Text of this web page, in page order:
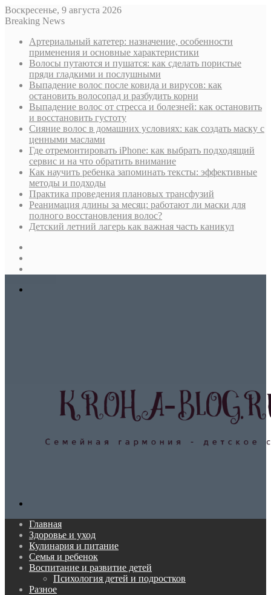
Воскресенье, 9 августа 2026
Breaking News
Артериальный катетер: назначение, особенности
применения и основные характеристики
Волосы путаются и пушатся: как сделать пористые
пряди гладкими и послушными
Выпадение волос после ковида и вирусов: как
остановить волосопад и разбудить корни
Выпадение волос от стресса и болезней: как остановить
и восстановить густоту
Сияние волос в домашних условиях: как создать маску с
ценными маслами
Где отремонтировать iPhone: как выбрать подходящий
сервис и на что обратить внимание
Как научить ребенка запоминать тексты: эффективные
методы и подходы
Практика проведения плановых трансфузий
Реанимация длины за месяц: работают ли маски для
полного восстановления волос?
Детский летний лагерь как важная часть каникул
Главная
Здоровье и уход
Кулинария и питание
Семья и ребенок
Воспитание и развитие детей
Психология детей и подростков
Разное